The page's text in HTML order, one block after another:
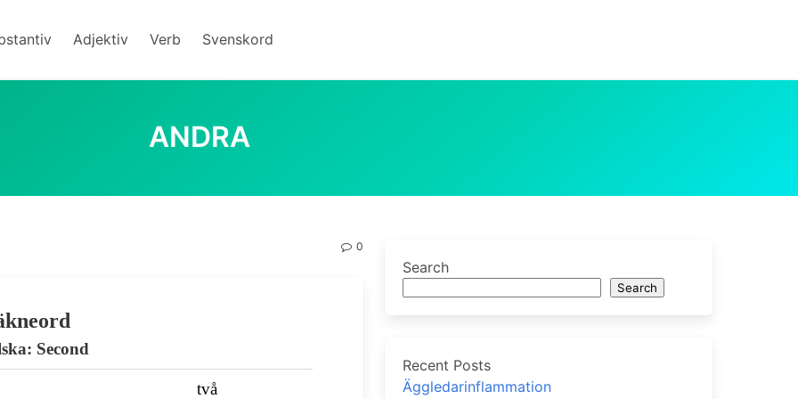
Adjektiv Verb Svenskord
ANDRA
0
Second
två
Search
Search
Recent Posts
Äggledarinflammation